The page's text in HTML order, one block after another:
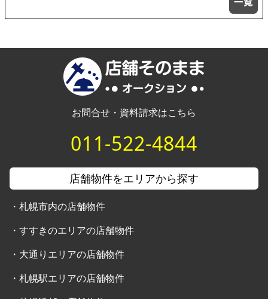
お問合せ・資料請求はこちら
011-522-4844
店舗物件をエリアから探す
・ 札幌市内の店舗物件
・ すすきのエリアの店舗物件
・ 大通りエリアの店舗物件
・ 札幌駅エリアの店舗物件